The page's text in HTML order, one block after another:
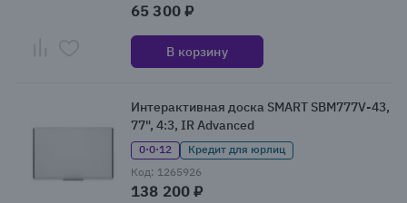
65 300 ₽
В корзину
Интерактивная доска SMART SBM777V-43,
77", 4:3, IR Advanced
0·0·12
Кредит для юрлиц
Код: 1265926
138 200 ₽